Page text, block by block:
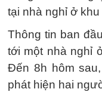
tại nhà nghỉ ở
Thông tin ban
tới một nhà nghỉ
Đến 8h hôm
phát hiện hai